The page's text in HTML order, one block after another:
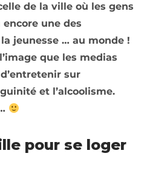
de la ville où les gens
une des
jeunesse … au monde !
que les medias
sur
et l’alcoolisme.
pour se loger